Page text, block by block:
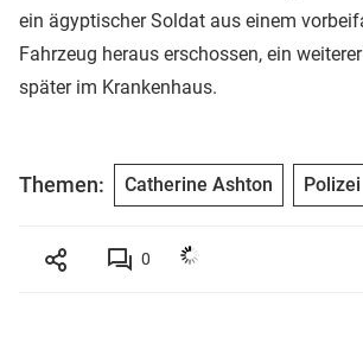
ein ägyptischer Soldat aus einem
Fahrzeug heraus erschossen, ein
später im Krankenhaus.
Themen: Catherine Ashton Polizei
0